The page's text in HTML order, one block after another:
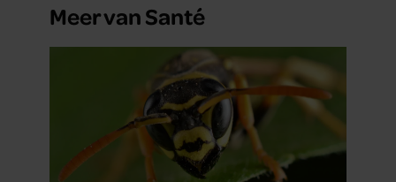
Meer van Santé